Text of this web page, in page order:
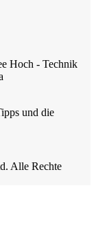
Hoch - Technik
und die
Alle Rechte